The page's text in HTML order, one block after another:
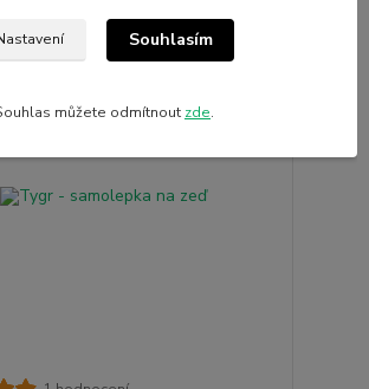
Souhlasím
můžete odmítnout zde.